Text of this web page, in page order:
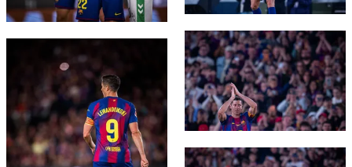
FC Barcelona club badge
FC Barcelona club badge
FC Barcelona club badge